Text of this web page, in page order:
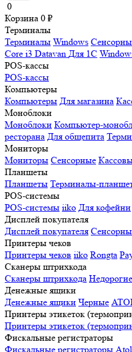
0
Корзина 0 ₽
Терминалы
Терминалы Windows
Core i3 Datavan Для 1С
POS-кассы
POS-кассы
Компьютеры
Компьютеры Для магазина
Моноблоки
Моноблоки Компьютер-
ресторана Для общепита
Мониторы
Мониторы Сенсорные
Планшеты
Планшеты Терминалы-
POS-системы
POS-системы iiko Для кофейни
Дисплей покупателя
Дисплей покупателя
Принтеры чеков
Принтеры чеков iiko Rongta
Сканеры штрихкода
Сканеры штрихкода Недорогие
Денежные ящики
Денежные ящики Черные
Принтеры этикеток
Принтеры этикеток
Фискальные регистраторы
Фискальные регистраторы Atol